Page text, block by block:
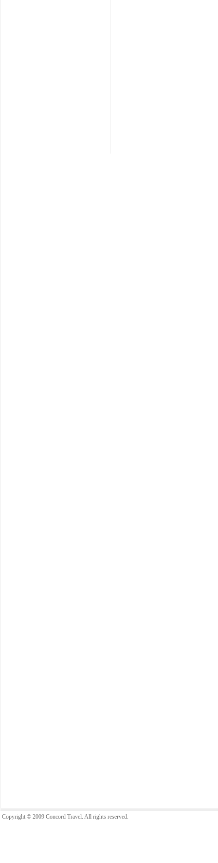
Copyright © 2009 Concord Travel. All rights reserved.